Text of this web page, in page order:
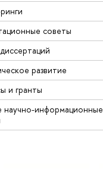
советы
развитие
и гранты
научно-информационные